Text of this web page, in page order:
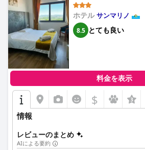
ホテルサンマリノ
8.5 とても良い
料金を表示
$
情報
レビューのまとめ
AIによる要約